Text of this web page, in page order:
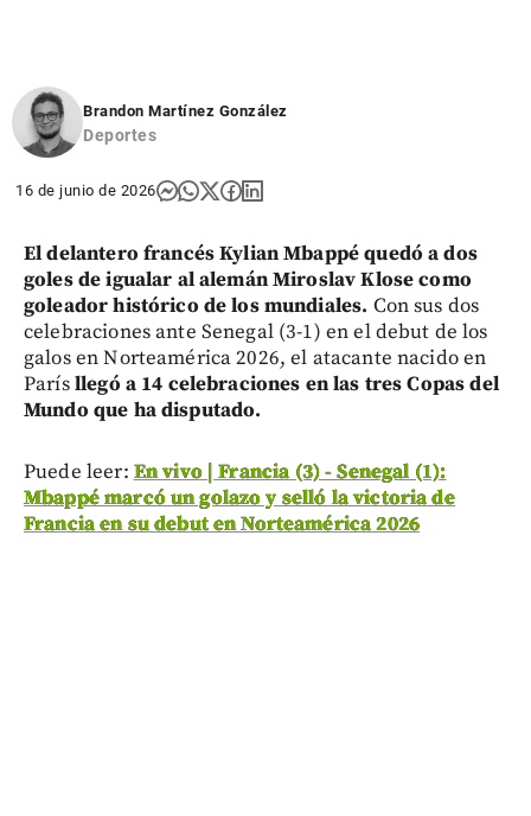
Brandon Martínez González
Deportes
16 de junio de 2026
El delantero francés Kylian Mbappé quedó a dos
goles de igualar al alemán Miroslav Klose como
goleador histórico de los mundiales. Con sus dos
celebraciones ante Senegal (3-1) en el debut de los
galos en Norteamérica 2026, el atacante nacido en
Parísllegó a 14 celebraciones en las tres Copas del
Mundo que ha disputado.
Puede leer: En vivo | Francia (3) - Senegal (1):
Mbappé marcó un golazo y selló la victoria de
Francia en su debut en Norteamérica 2026